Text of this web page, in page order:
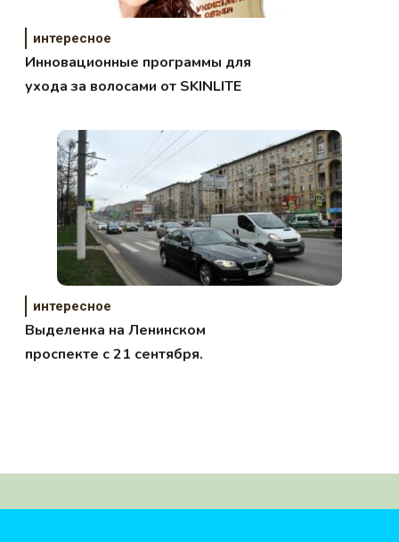
интересное
Инновационные программы для
ухода за волосами от SKINLITE
интересное
Выделенка на Ленинском
проспекте с 21 сентября.